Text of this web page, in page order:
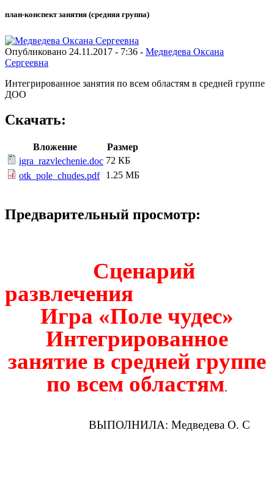
план-конспект занятия (средняя группа)
Опубликовано 24.11.2017 - 7:36 - Медведева Оксана
Сергеевна
Интегрированное занятия по всем областям в средней группе
ДОО
Скачать:
Вложение
Размер
igra_razvlechenie.doc 72 КБ
otk_pole_chudes.pdf
1.25 МБ
Предварительный просмотр:
Сценарий
развлечения
Игра «Поле чудес»
Интегрированное
занятие в средней группе
по всем областям.
ВЫПОЛНИЛА: Медведева О. С